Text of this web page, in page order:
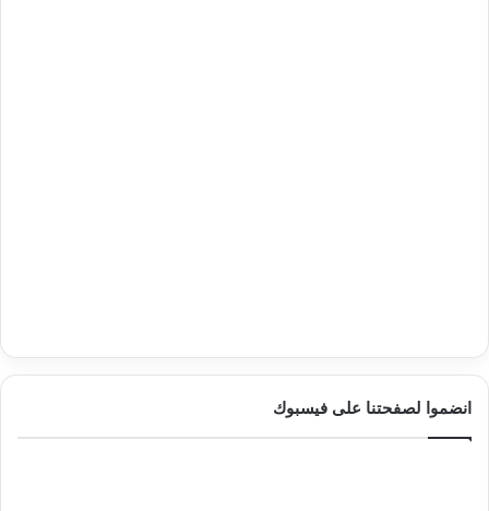
انضموا لصفحتنا على فيسبوك